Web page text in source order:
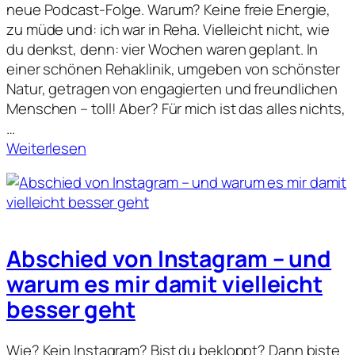
n
e
M
S
?
…
neue Podcast-Folge. Warum? Keine freie Energie,
zu müde und: ich war in Reha. Vielleicht nicht, wie
du denkst, denn: vier Wochen waren geplant. In
einer schönen Rehaklinik, umgeben von schönster
Natur, getragen von engagierten und freundlichen
Menschen – toll! Aber? Für mich ist das alles nichts,
…
Weiterlesen:
e
u
n
e
r
g
i
Abschied von Instagram – und
warum es mir damit vielleicht
besser geht
Wie? Kein Instagram? Bist du bekloppt? Dann biste